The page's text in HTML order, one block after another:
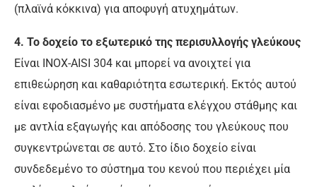
(πλαϊνά κόκκινα) για αποφυγή ατυχημάτων.
4. Το δοχείο το εξωτερικό της περισυλλογής γλεύκους
Είναι ΙΝΟΧ-AISI 304 και μπορεί να ανοιχτεί για
επιθεώρηση και καθαριότητα εσωτερική. Εκτός αυτού
είναι εφοδιασμένο με συστήματα ελέγχου στάθμης και
με αντλία εξαγωγής και απόδοσης του γλεύκους που
συγκεντρώνεται σε αυτό. Στο ίδιο δοχείο είναι
συνδεδεμένο το σύστημα του κενού που περιέχει μία